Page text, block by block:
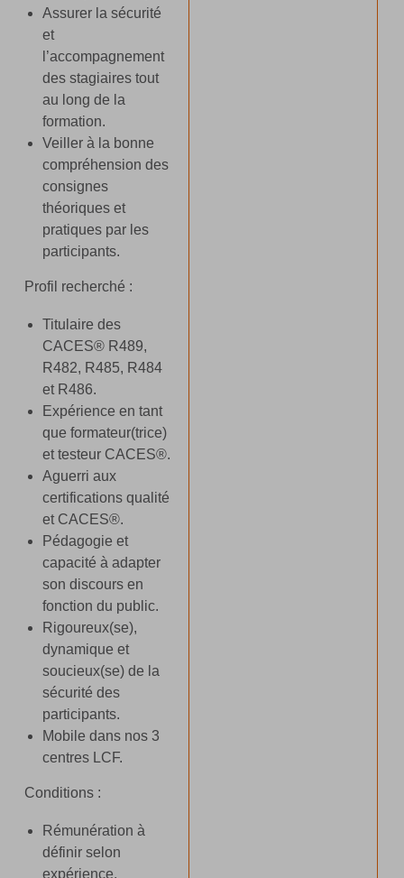
Assurer la sécurité
et
l’accompagnement
des stagiaires tout
au long de la
formation.
Veiller à la bonne
compréhension des
consignes
théoriques et
pratiques par les
participants.
Profil recherché :
Titulaire des
CACES® R489,
R482, R485, R484
et R486.
Expérience en tant
que formateur(trice)
et testeur CACES®.
Aguerri aux
certifications qualité
et CACES®.
Pédagogie et
capacité à adapter
son discours en
fonction du public.
Rigoureux(se),
dynamique et
soucieux(se) de la
sécurité des
participants.
Mobile dans nos 3
centres LCF.
Conditions :
Rémunération à
définir selon
expérience.